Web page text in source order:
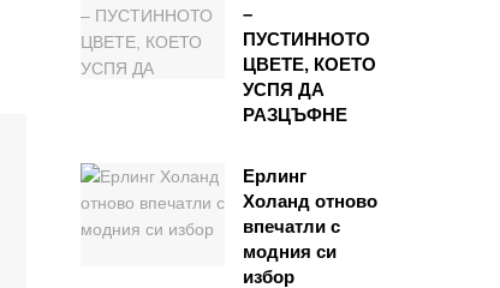
–
ПУСТИННОТО
ЦВЕТЕ, КОЕТО
УСПЯ ДА
РАЗЦЪФНЕ
Ерлинг
Холанд отново
впечатли с
модния си
избор